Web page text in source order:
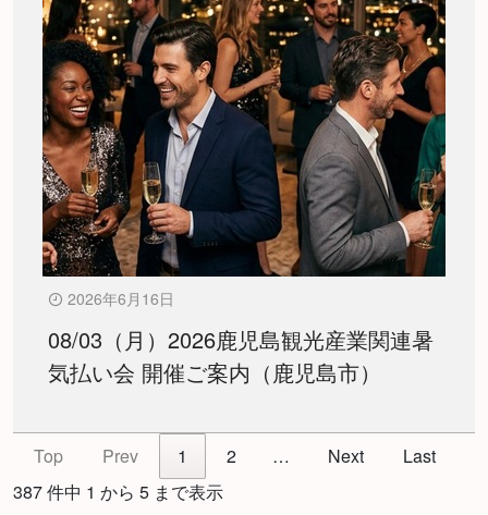
2026年6月16日
08/03（月）2026鹿児島観光産業関連暑
気払い会 開催ご案内（鹿児島市）
Top Prev 1 2 … Next
Last
387 件中 1 から 5 まで表示